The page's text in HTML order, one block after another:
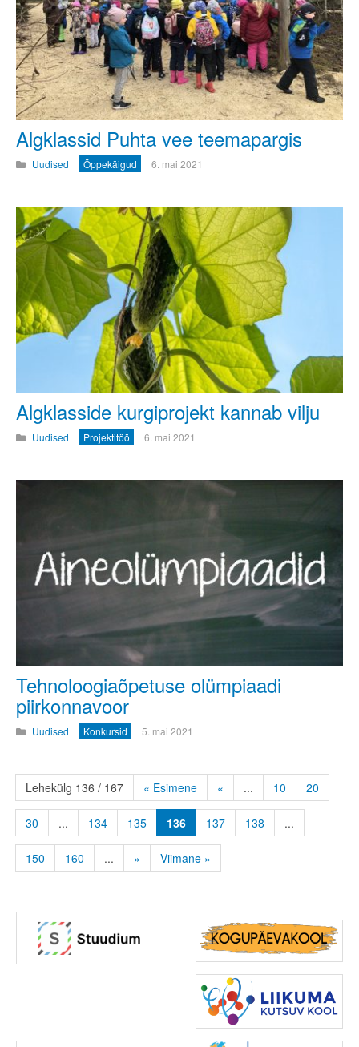
Algklassid Puhta vee teemapargis
Uudised Õppekäigud 6. mai 2021
Algklasside kurgiprojekt kannab vilju
Uudised Projektitöö 6. mai 2021
Tehnoloogiaõpetuse olümpiaadi
piirkonnavoor
Uudised Konkursid 5. mai 2021
Lehekülg 136 / 167 « Esimene « ... 10 20
30 ... 134 135 136 137 138 ...
150 160 ... » Viimane »